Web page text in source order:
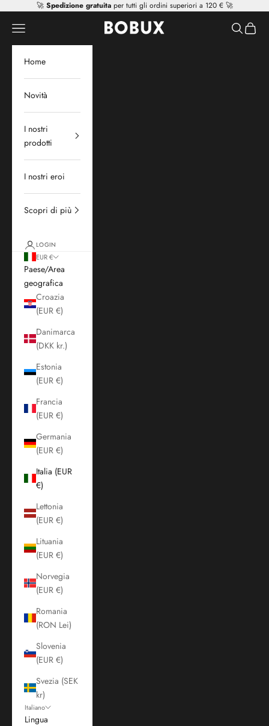
Vai al contenuto
🚀 Spedizione gratuitaper tutti gli ordini superiori a 120 € 🚀
Mr Tiggle - Distributor
Apri il menu di navigazione Mostra il
Home
Novità
I nostri
prodotti
I nostri eroi
Scopri di più
LOGIN
EUR €
Paese/Area
geografica
Croazia
(EUR €)
Danimarca
(DKK kr.)
Estonia
(EUR €)
Francia
(EUR €)
Germania
(EUR €)
Italia (EUR
€)
Lettonia
(EUR €)
Lituania
(EUR €)
Norvegia
(EUR €)
Romania
(RON Lei)
Slovenia
(EUR €)
Svezia (SEK
kr)
Italiano
Lingua